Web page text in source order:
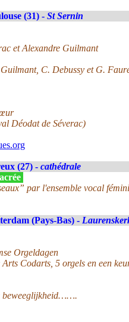
(31) - St Sernin
et Alexandre Guilmant
C. Debussy et G.
Déodat de Séverac)
(27) - cathédrale
par l'ensemble vocal
(Pays-Bas) -
Orgeldagen
Codarts, 5 orgels en een
beweeglijkheid…….